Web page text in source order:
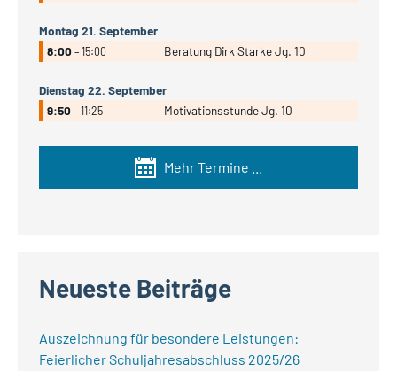
Montag 21. September
8:00 – 15:00 Beratung Dirk Starke Jg. 10
Dienstag 22. September
9:50 – 11:25 Motivationsstunde Jg. 10
Mehr Termine ...
Neueste Beiträge
Auszeichnung für besondere Leistungen:
Feierlicher Schuljahresabschluss 2025/26